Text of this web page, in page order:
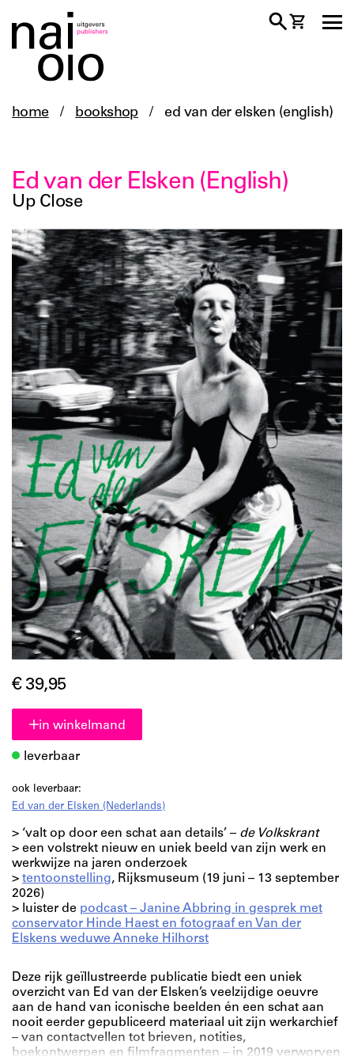
home / bookshop / ed van der elsken (english)
Ed van der Elsken (English)
Up Close
€ 39,95
in winkelmand
leverbaar
ook leverbaar:
Ed van der Elsken (Nederlands)
> ‘valt op door een schat aan details’ – de Volkskrant
> een volstrekt nieuw en uniek beeld van zijn werk en
werkwijze na jaren onderzoek
> tentoonstelling, Rijksmuseum (19 juni – 13 september
2026)
> luister de podcast – Janine Abbring in gesprek met
conservator Hinde Haest en fotograaf en Van der
Elskens weduwe Anneke Hilhorst
Deze rijk geïllustreerde publicatie biedt een uniek
overzicht van Ed van der Elsken’s veelzijdige oeuvre
aan de hand van iconische beelden én een schat aan
nooit eerder gepubliceerd materiaal uit zijn werkarchief
– van contactvellen tot brieven, notities,
boekontwerpen en filmfragmenten – in 2019 verworven